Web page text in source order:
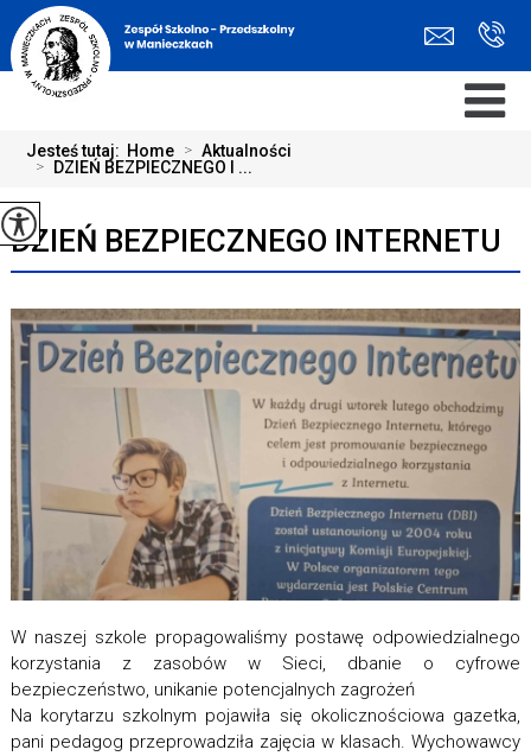
Jesteś tutaj: Home > Aktualności
> DZIEŃ BEZPIECZNEGO I ...
DZIEŃ BEZPIECZNEGO INTERNETU
W naszej szkole propagowaliśmy postawę odpowiedzialnego
korzystania z zasobów w Sieci, dbanie o cyfrowe
bezpieczeństwo, unikanie potencjalnych zagrożeń
Na korytarzu szkolnym pojawiła się okolicznościowa gazetka,
pani pedagog przeprowadziła zajęcia w klasach. Wychowawcy